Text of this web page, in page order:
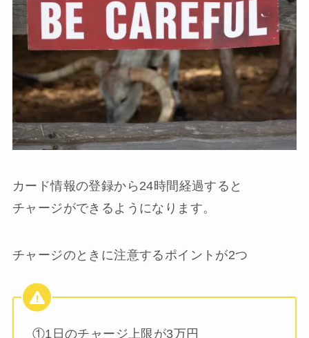
カード情報の登録から24時間経過すると
チャージができるようになります。
チャージのときに注意するポイントが2つ
①1日のチャージ上限が3万円